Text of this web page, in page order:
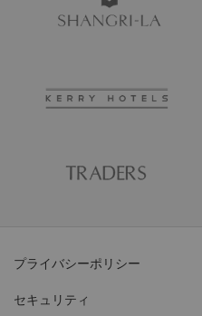
プライバシーポリシー
セキュリティ